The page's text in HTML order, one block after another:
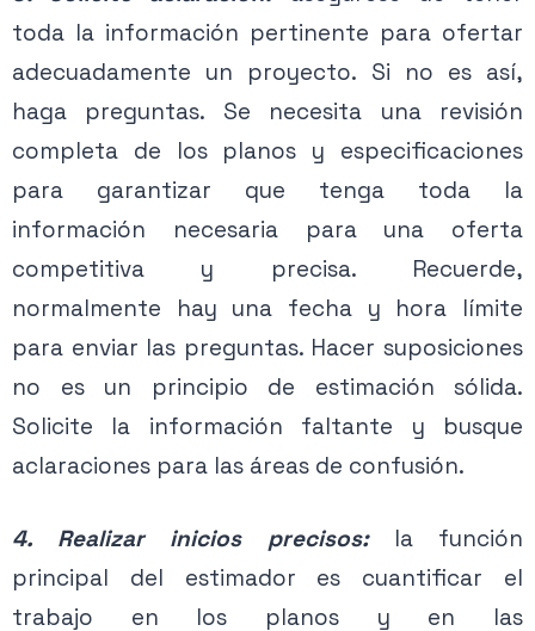
toda la información pertinente para ofertar
adecuadamente un proyecto. Si no es así,
haga preguntas. Se necesita una revisión
completa de los planos y especificaciones
para garantizar que tenga toda la
información necesaria para una oferta
competitiva y precisa. Recuerde,
normalmente hay una fecha y hora límite
para enviar las preguntas. Hacer suposiciones
no es un principio de estimación sólida.
Solicite la información faltante y busque
aclaraciones para las áreas de confusión.
4. Realizar inicios precisos:la función
principal del estimador es cuantificar el
trabajo en los planos y en las